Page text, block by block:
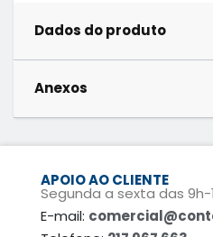
Dados do produto
Anexos
APOIO AO CLIENTE
Segunda a sexta das 9h-
E-mail: